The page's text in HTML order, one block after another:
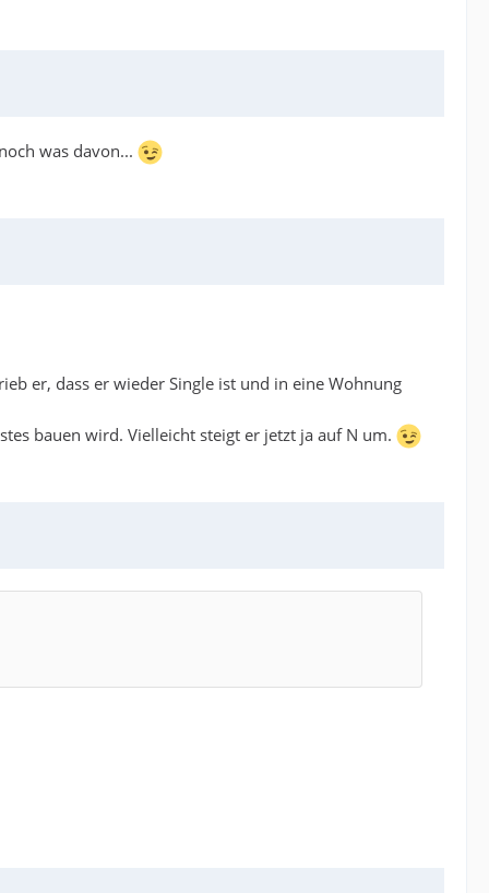
was davon...
er, dass er wieder Single ist und in eine Wohnung
bauen wird. Vielleicht steigt er jetzt ja auf N um.